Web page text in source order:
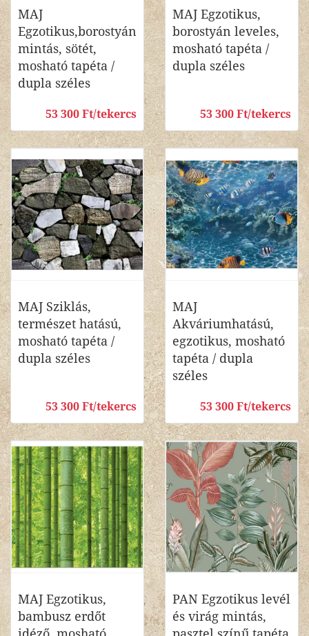
MAJ
Egzotikus,borostyán
mintás, sötét,
mosható tapéta /
dupla széles
53 300 Ft/tekercs
MAJ Egzotikus,
borostyán leveles,
mosható tapéta /
dupla széles
53 300 Ft/tekercs
MAJ Sziklás,
természet hatású,
mosható tapéta /
dupla széles
53 300 Ft/tekercs
MAJ
Akváriumhatású,
egzotikus, mosható
tapéta / dupla
széles
53 300 Ft/tekercs
MAJ Egzotikus,
bambusz erdőt
PAN Egzotikus levél
és virág mintás,